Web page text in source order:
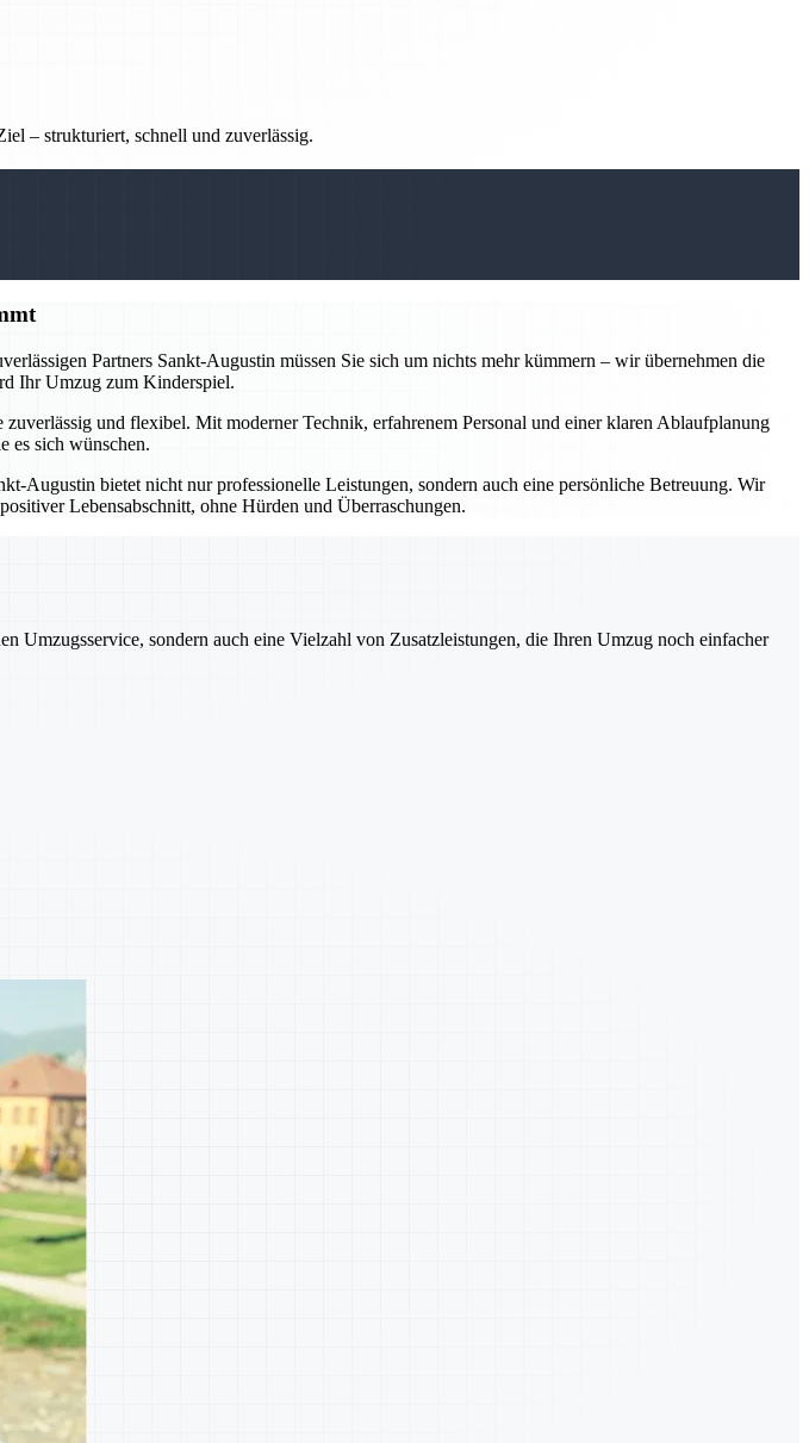
– strukturiert, schnell und zuverlässig.
Partners Sankt-Augustin müssen Sie sich um nichts mehr kümmern – wir übernehmen die
Ihr Umzug zum Kinderspiel.
und flexibel. Mit moderner Technik, erfahrenem Personal und einer klaren Ablaufplanung
es sich wünschen.
Augustin bietet nicht nur professionelle Leistungen, sondern auch eine persönliche Betreuung. Wir
Lebensabschnitt, ohne Hürden und Überraschungen.
Umzugsservice, sondern auch eine Vielzahl von Zusatzleistungen, die Ihren Umzug noch einfacher